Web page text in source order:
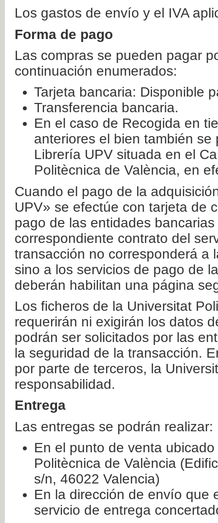
Los gastos de envío y el IVA
Forma de pago
Las compras se pueden pagar
continuación enumerados:
Tarjeta bancaria: Disponible
Transferencia bancaria.
En el caso de Recogida en
anteriores el bien también
Librería UPV situada en el
Politècnica de València, en
Cuando el pago de la
UPV» se efectúe con tarjeta de
pago de las entidades
correspondiente contrato del
transacción no corresponderá a
sino a los servicios de pago de
deberán habilitan una página
Los ficheros de la Universitat
requerirán ni exigirán los datos
podrán ser solicitados por las
la seguridad de la transacción.
por parte de terceros, la
responsabilidad.
Entrega
Las entregas se podrán realizar:
En el punto de venta
Politècnica de València
s/n, 46022 Valencia)
En la dirección de envío que
servicio de entrega